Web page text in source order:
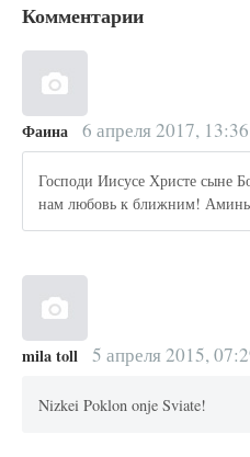
Комментарии
Фаина 6 апреля 2017, 13:36
Господи Иисусе Христе сыне
нам любовь к ближним!
mila toll 5 апреля 2015,
Nizkei Poklon onje Sviate!